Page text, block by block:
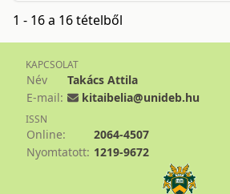
1 - 16 a 16 tételből
KAPCSOLAT
Név
Takács Attila
E-mail:
kitaibelia@unideb.hu
ISSN
Online:
2064-4507
Nyomtatott: 1219-9672